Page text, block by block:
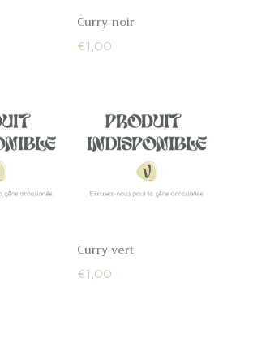
Curry noir
€1,00
Curry vert
€1,00